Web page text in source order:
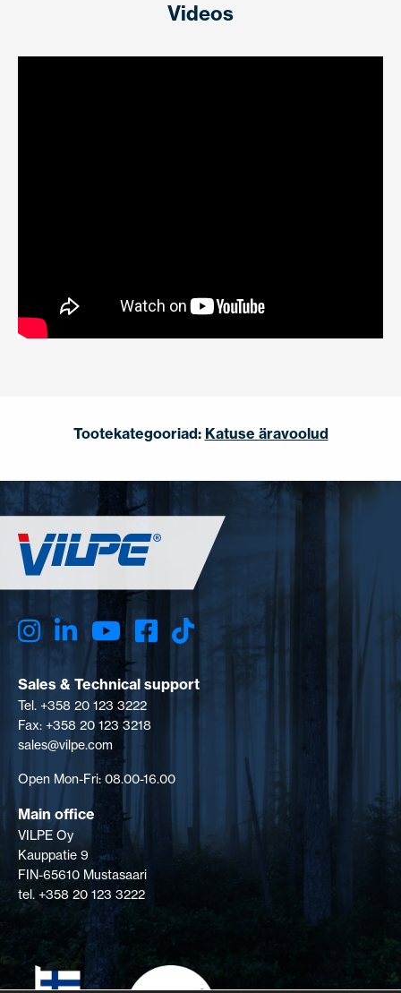
Videos
Tootekategooriad: Katuse äravoolud
Sales & Technical support
Tel. +358 20 123 3222
Fax: +358 20 123 3218
sales@vilpe.com
Open Mon-Fri: 08.00-16.00
Main office
VILPE Oy
Kauppatie 9
FIN-65610 Mustasaari
tel. +358 20 123 3222